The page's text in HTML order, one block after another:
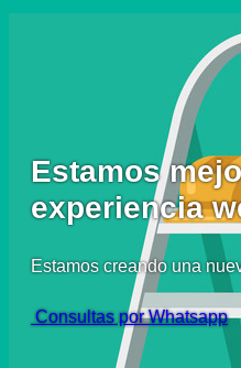
Estamos
experiencia
Estamos creando una
Consultas por Whatsapp